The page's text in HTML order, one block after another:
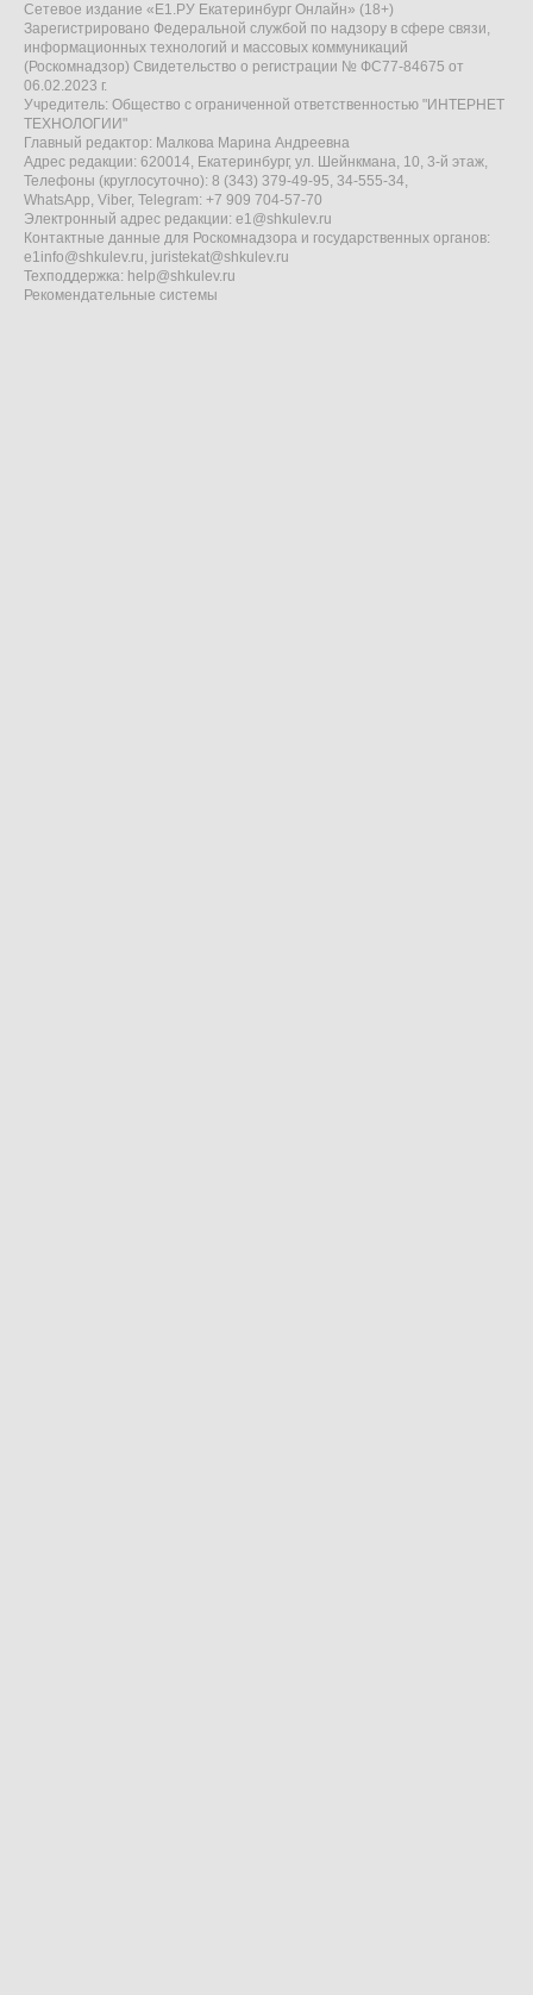
Сетевое издание «Е1.РУ Екатеринбург Онлайн» (18+)
Зарегистрировано Федеральной службой по надзору в сфере связи,
информационных технологий и массовых коммуникаций
(Роскомнадзор) Свидетельство о регистрации № ФС77-84675 от
06.02.2023 г.
Учредитель: Общество с ограниченной ответственностью "ИНТЕРНЕТ
ТЕХНОЛОГИИ"
Главный редактор: Малкова Марина Андреевна
Адрес редакции: 620014, Екатеринбург, ул. Шейнкмана, 10, 3-й этаж,
Телефоны (круглосуточно): 8 (343) 379-49-95, 34-555-34,
WhatsApp, Viber, Telegram: +7 909 704-57-70
Электронный адрес редакции: e1@shkulev.ru
Контактные данные для Роскомнадзора и государственных органов:
e1info@shkulev.ru, juristekat@shkulev.ru
Техподдержка: help@shkulev.ru
Рекомендательные системы